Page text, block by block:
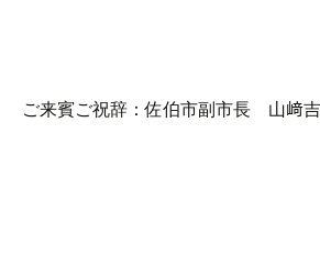
ご来賓ご祝辞：佐伯市副市長 山﨑